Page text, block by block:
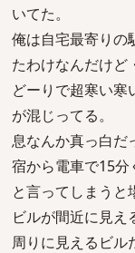
いてた。
俺は自宅最寄りの
たわけなんだけど
どーりで超寒い寒
が混じってる。
息なんか真っ白だ
宿から電車で15分
と言ってしまうと
ビルが間近に見え
周りに見えるビル